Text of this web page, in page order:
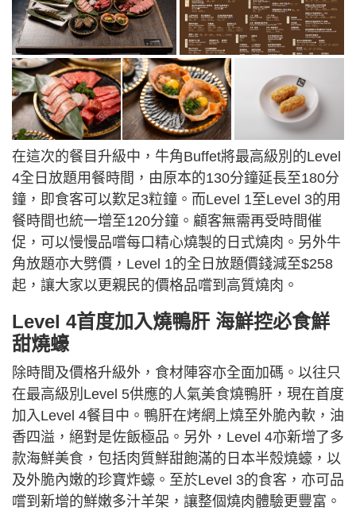
在這次的餐目升級中，牛角Buffet將最高級別的Level
4全日放題用餐時間，由原本的130分鐘延長至180分
鐘，即食客可以歎足3粒鐘。而Level 1至Level 3的用
餐時間也統一增至120分鐘。顧客無需再受時間催
促，可以慢慢品嚐每口精心燒製的日式燒肉。另外牛
角放題亦大劈價，Level 1的全日放題價錢減至$258
起，讓大家以更親民的價格品嚐到高質燒肉。
Level 4首度加入燒鴨肝 海鮮控必食鮮
甜燒蠔
除時間及價格升級外，食材陣容亦全面加碼。以往只
在最高級別Level 5供應的人氣美食燒鴨肝，現在首度
加入Level 4餐目中。鴨肝在烤網上燒至外脆內軟，油
香四溢，絕對是佐飯極品。另外，Level 4亦新增了多
款海鮮美食，包括肉質鮮甜飽滿的日本半殼燒蠔，以
及外脆內嫩的珍寶炸蠔。至於Level 3的食客，亦可品
嚐到新增的鮮嫩多汁羊架，讓整個燒肉體驗更豐富。